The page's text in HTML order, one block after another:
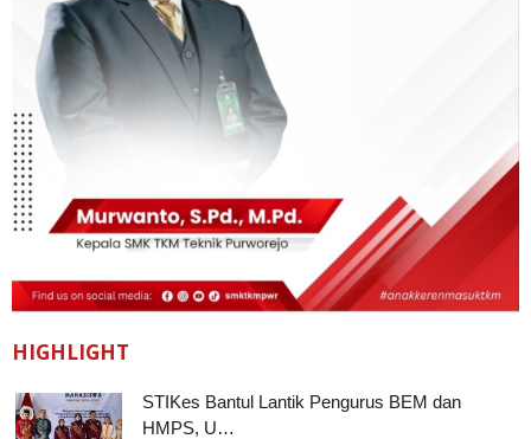
HIGHLIGHT
STIKes Bantul Lantik Pengurus BEM dan
HMPS, U…